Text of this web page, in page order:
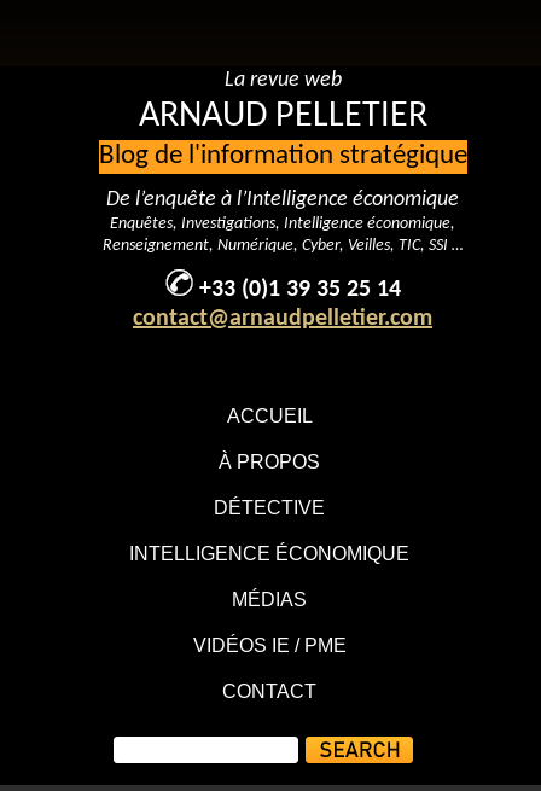
ACCUEIL
À PROPOS
DÉTECTIVE
INTELLIGENCE ÉCONOMIQUE
MÉDIAS
VIDÉOS IE / PME
CONTACT
La revue web
ARNAUD PELLETIER
Blog de l'information stratégique
De l’enquête à l’Intelligence économique
Enquêtes, Investigations, Intelligence économique,
Renseignement, Numérique, Cyber, Veilles, TIC, SSI …
+33 (0)1 39 35 25 14
contact@arnaudpelletier.com